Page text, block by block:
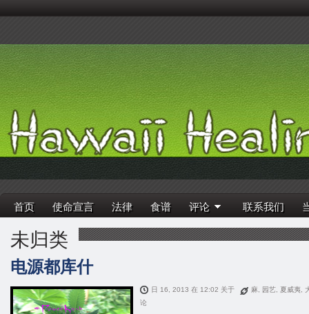
首页 使命宣言 法律 食谱 评论 联系我们
未归类
电源都库什
日 16, 2013 在 12:02 关于 麻 园艺 夏威夷
论